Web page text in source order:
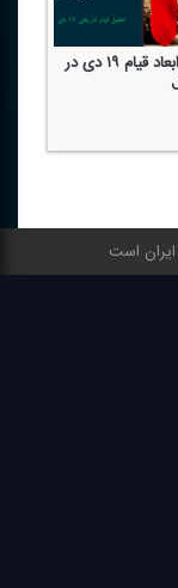
تحلیلی بر ابعاد قیام ۱۹ دی در
است